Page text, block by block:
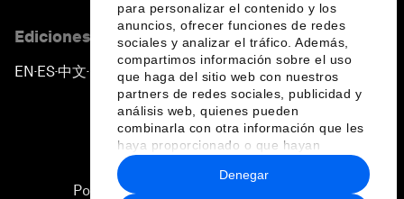
para personalizar el contenido y los
anuncios, ofrecer funciones de redes
sociales y analizar el tráfico. Además,
compartimos información sobre el uso
que haga del sitio web con nuestros
partners de redes sociales, publicidad y
análisis web, quienes pueden
combinarla con otra información que les
haya proporcionado o que hayan
recopilado a partir del uso que haya
hecho de sus servicios.
Denegar
Ediciones en otros idiomas
EN ▪ES▪中文▪ 日本語
Política de privacidad y normas de uso